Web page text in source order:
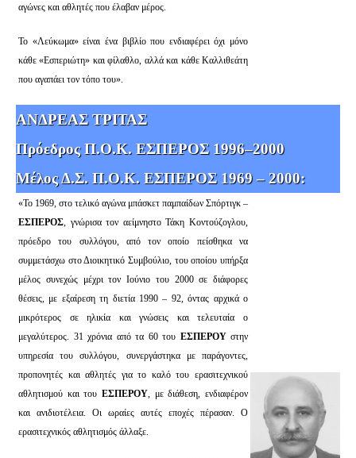
αγώνες και αθλητές που έλαβαν μέρος.
Το «Λεύκωμα» είναι ένα βιβλίο που ενδιαφέρει όχι μόνο
κάθε «Εσπεριώτη» και φίλαθλο, αλλά και κάθε Καλλιθεάτη
που αγαπάει τον τόπο του».
ΑΝΔΡΕΑΣ ΤΡΙΤΑΣ
Πρόεδρος Π.Ο.Κ. ΕΣΠΕΡΟΣ 1996–2000
Μέλος Δ.Σ. Π.Ο.Κ. ΕΣΠΕΡΟΣ 1969 – 2000:
«Το 1969, στο τελικό αγώνα μπάσκετ παμπαίδων Σπόρτιγκ –
ΕΣΠΕΡΟΣ, γνώρισα τον αείμνηστο Τάκη Κοντούζογλου,
πρόεδρο του συλλόγου, από τον οποίο πείσθηκα να
συμμετάσχω στο Διοικητικό Συμβούλιο, του οποίου υπήρξα
μέλος συνεχώς μέχρι τον Ιούνιο του 2000 σε διάφορες
θέσεις, με εξαίρεση τη διετία 1990 – 92, όντας αρχικά ο
μικρότερος σε ηλικία και γνώσεις και τελευταία ο
μεγαλύτερος. 31 χρόνια από τα 60 του ΕΣΠΕΡΟΥστην
υπηρεσία του συλλόγου, συνεργάστηκα με παράγοντες,
προπονητές και αθλητές για το καλό του ερασιτεχνικού
αθλητισμού και του ΕΣΠΕΡΟΥ, με διάθεση, ενδιαφέρον
και ανιδιοτέλεια. Οι ωραίες αυτές εποχές πέρασαν. Ο
ερασιτεχνικός αθλητισμός άλλαξε.